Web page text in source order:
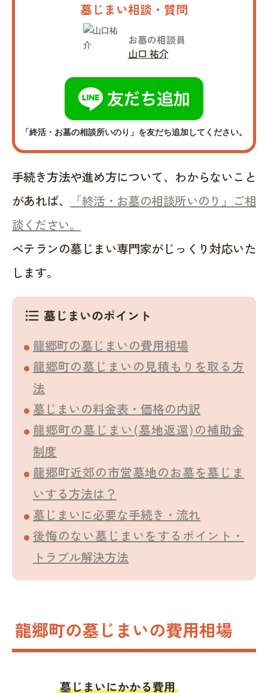
墓じまい相談・質問
お墓の相談員
山口 祐介
「終活・お墓の相談所いのり」を友だち追加してください。
手続き方法や進め方について、わからないこと
があれば、
「終活・お墓の相談所いのり」ご相
談ください。
ベテランの墓じまい専門家がじっくり対応いた
します。
format_list_bulleted 墓じまいのポイント
龍郷町の墓じまいの費用相場
龍郷町の墓じまいの見積もりを取る方
法
墓じまいの料金表・価格の内訳
龍郷町の墓じまい(墓地返還)の補助金
制度
龍郷町近郊の市営墓地のお墓を墓じま
いする方法は？
墓じまいに必要な手続き・流れ
後悔のない墓じまいをするポイント・
トラブル解決方法
龍郷町の墓じまいの費用相場